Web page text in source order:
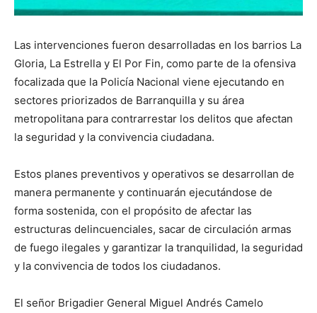
Las intervenciones fueron desarrolladas en los barrios La
Gloria, La Estrella y El Por Fin, como parte de la ofensiva
focalizada que la Policía Nacional viene ejecutando en
sectores priorizados de Barranquilla y su área
metropolitana para contrarrestar los delitos que afectan
la seguridad y la convivencia ciudadana.
Estos planes preventivos y operativos se desarrollan de
manera permanente y continuarán ejecutándose de
forma sostenida, con el propósito de afectar las
estructuras delincuenciales, sacar de circulación armas
de fuego ilegales y garantizar la tranquilidad, la seguridad
y la convivencia de todos los ciudadanos.
El señor Brigadier General Miguel Andrés Camelo